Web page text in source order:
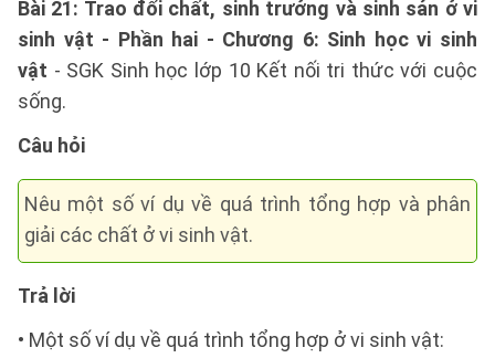
Bài 21: Trao đổi chất, sinh trưởng và sinh sản ở vi
sinh vật - Phần hai - Chương 6: Sinh học vi sinh
vật - SGK Sinh học lớp 10 Kết nối tri thức với cuộc
sống.
Câu hỏi
Nêu một số ví dụ về quá trình tổng hợp và phân
giải các chất ở vi sinh vật.
Trả lời
• Một số ví dụ về quá trình tổng hợp ở vi sinh vật: